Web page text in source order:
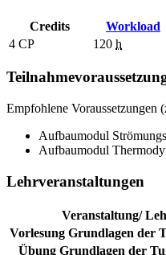
Credits Workload
4 CP 120 h
Empfohlene Voraussetzungen
Aufbaumodul
Aufbaumodul
Lehrveranstaltungen
Veranstaltung/
Vorlesung Grundlagen der
Übung Grundlagen der